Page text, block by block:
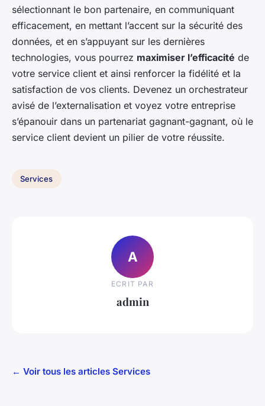
sélectionnant le bon partenaire, en communiquant
efficacement, en mettant l’accent sur la sécurité des
données, et en s’appuyant sur les dernières
technologies, vous pourrez maximiser l’efficacité de
votre service client et ainsi renforcer la fidélité et la
satisfaction de vos clients. Devenez un orchestrateur
avisé de l’externalisation et voyez votre entreprise
s’épanouir dans un partenariat gagnant-gagnant, où le
service client devient un pilier de votre réussite.
Services
A
ECRIT PAR
admin
← Voir tous les articles Services